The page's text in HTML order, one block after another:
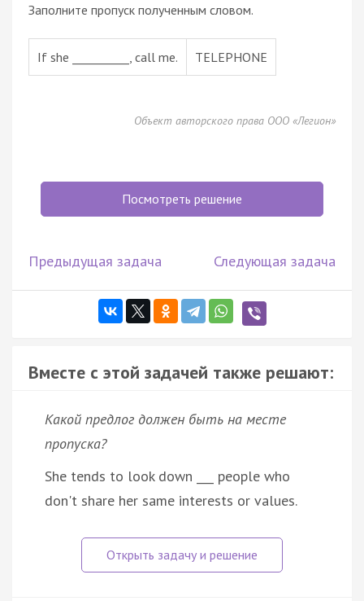
Заполните пропуск полученным словом.
If she __________, call me. TELEPHONE
Объект авторского права ООО «Легион»
Посмотреть решение
Предыдущая задача Следующая задача
Вместе с этой задачей также решают:
Какой предлог должен быть на месте
пропуска?
She tends to look down ___ people who
don't share her same interests or values.